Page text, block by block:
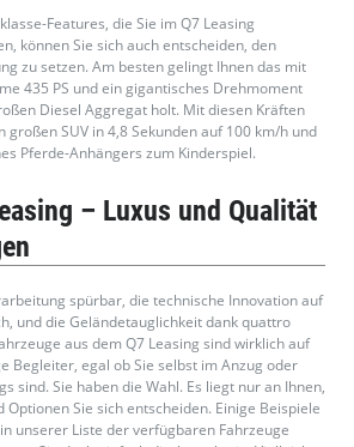
Features, die Sie im Q7 Leasing
können Sie sich auch entscheiden, den
zu setzen. Am besten gelingt Ihnen das mit
435 PS und ein gigantisches Drehmoment
Diesel Aggregat holt. Mit diesen Kräften
großen SUV in 4,8 Sekunden auf 100 km/h und
Pferde-Anhängers zum Kinderspiel.
– Luxus und Qualität
spürbar, die technische Innovation auf
und die Geländetauglichkeit dank quattro
aus dem Q7 Leasing sind wirklich auf
Begleiter, egal ob Sie selbst im Anzug oder
sind. Sie haben die Wahl. Es liegt nur an Ihnen,
Sie sich entscheiden. Einige Beispiele
unserer Liste der verfügbaren Fahrzeuge